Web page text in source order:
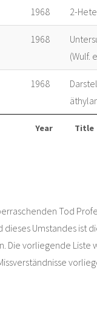
Year Title
1968 2-
1968
(Wulf.
1968
Tod
dieses Umstandes
Die vorliegende Liste